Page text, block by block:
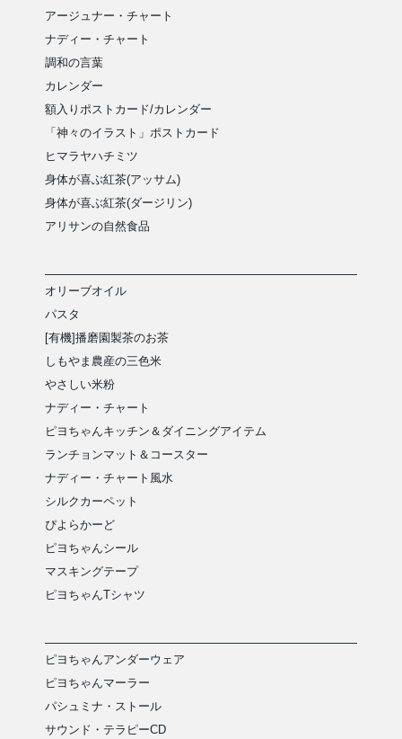
アージュナー・チャート
ナディー・チャート
調和の言葉
カレンダー
額入りポストカード/カレンダー
「神々のイラスト」ポストカード
ヒマラヤハチミツ
身体が喜ぶ紅茶(アッサム)
身体が喜ぶ紅茶(ダージリン)
アリサンの自然食品
オリーブオイル
パスタ
[有機]播磨園製茶のお茶
しもやま農産の三色米
やさしい米粉
ナディー・チャート
ピヨちゃんキッチン＆ダイニングアイテム
ランチョンマット＆コースター
ナディー・チャート風水
シルクカーペット
ぴよらかーど
ピヨちゃんシール
マスキングテープ
ピヨちゃんTシャツ
ピヨちゃんアンダーウェア
ピヨちゃんマーラー
パシュミナ・ストール
サウンド・テラピーCD